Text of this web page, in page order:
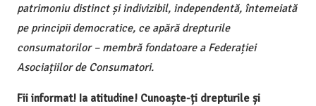
patrimoniu distinct și indivizibil, independentă, întemeiată
pe principii democratice, ce apără drepturile
consumatorilor – membră fondatoare a Federației
Asociațiilor de Consumatori.
Fii informat! Ia atitudine! Cunoaște-ți drepturile și